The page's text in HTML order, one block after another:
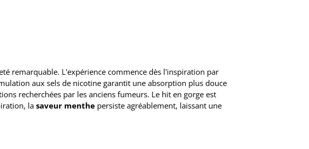
remarquable. L'expérience commence dès l'inspiration par
aux sels de nicotine garantit une absorption plus douce
recherchées par les anciens fumeurs. Le hit en gorge est
lasaveur menthe persiste agréablement, laissant une